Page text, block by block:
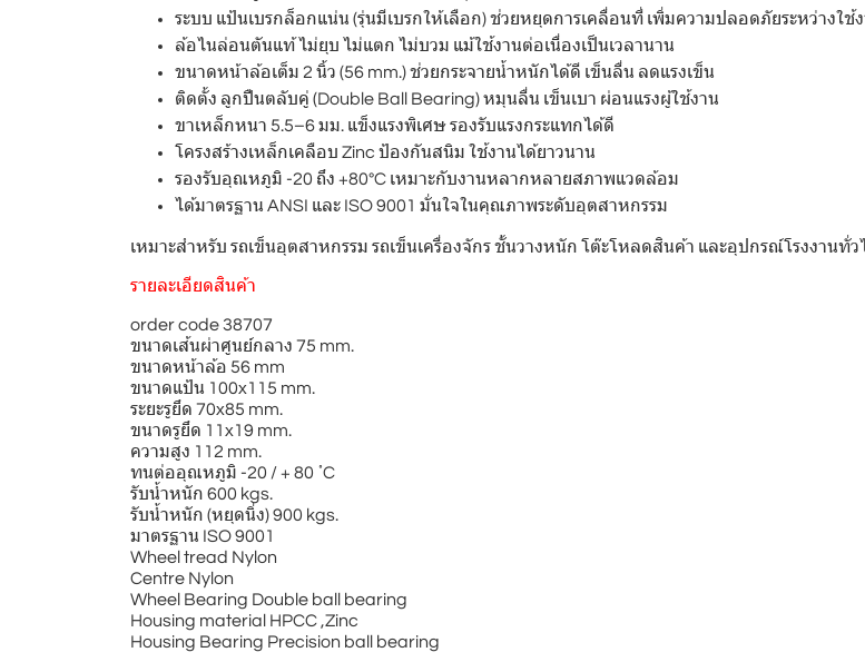
ระบบ แป้นเบรกล็อกแน่น (รุ่นมีเบรกให้เลือก) ช่วยหยุดการเคลื่อนที่ เพิ่มความปลอดภัยระหว่างใช้
ล้อไนล่อนตันแท้ ไม่ยุบ ไม่แตก ไม่บวม แม้ใช้งานต่อเนื่องเป็นเวลานาน
ขนาดหน้าล้อเต็ม 2 นิ้ว (56 mm.) ช่วยกระจายน้ำหนักได้ดี เข็นลื่น ลดแรงเข็น
ติดตั้ง ลูกปืนตลับคู่ (Double Ball Bearing) หมุนลื่น เข็นเบา ผ่อนแรงผู้ใช้งาน
ขาเหล็กหนา 5.5–6 มม. แข็งแรงพิเศษ รองรับแรงกระแทกได้ดี
โครงสร้างเหล็กเคลือบ Zinc ป้องกันสนิม ใช้งานได้ยาวนาน
รองรับอุณหภูมิ -20 ถึง +80°C เหมาะกับงานหลากหลายสภาพแวดล้อม
ได้มาตรฐาน ANSI และ ISO 9001 มั่นใจในคุณภาพระดับอุตสาหกรรม
เหมาะสำหรับ รถเข็นอุตสาหกรรม รถเข็นเครื่องจักร ชั้นวางหนัก โต๊ะโหลดสินค้า และอุปกรณ์โรงงานทั่ว
รายละเอียดสินค้า
order code 38707
ขนาดเส้นผ่าศูนย์กลาง 75 mm.
ขนาดหน้าล้อ 56 mm
ขนาดแป้น 100x115 mm.
ระยะรูยึด 70x85 mm.
ขนาดรูยึด 11x19 mm.
ความสูง 112 mm.
ทนต่ออุณหภูมิ -20 / + 80 ํC
รับน้ำหนัก 600 kgs.
รับน้ำหนัก (หยุดนิ่ง) 900 kgs.
มาตรฐาน ISO 9001
Wheel tread Nylon
Centre Nylon
Wheel Bearing Double ball bearing
Housing material HPCC ,Zinc
Housing Bearing Precision ball bearing